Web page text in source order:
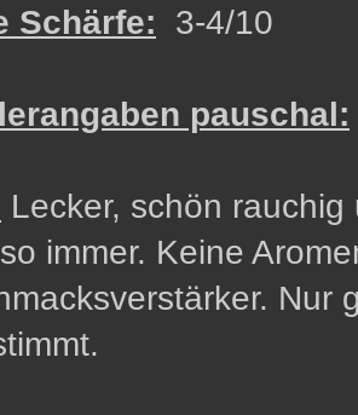
Schärfe: 3-4/10
pauschal:
Lecker, schön
immer. Keine
Nur